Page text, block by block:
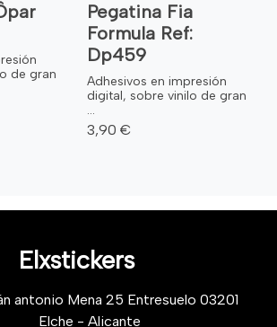
de gran
Pegatina Fia
Formula Ref:
Dp459
Adhesivos en impresión
digital, sobre vinilo de gran
...
3,90 €
Elxstickers
antonio Mena 25 Entresuelo 03201
Elche - Alicante